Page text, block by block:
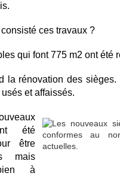
ces travaux ?
qui font 775 m2 ont été
la rénovation des
et affaissés.
été
être
mais
à